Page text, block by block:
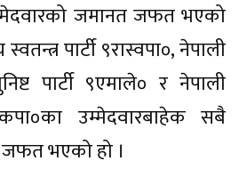
जमानत जफत भएको
स्वतन्त्र पार्टी ९रास्वपा०, नेपाली
पार्टी ९एमाले० र नेपाली
उम्मेदवारबाहेक सबै
भएको हो ।